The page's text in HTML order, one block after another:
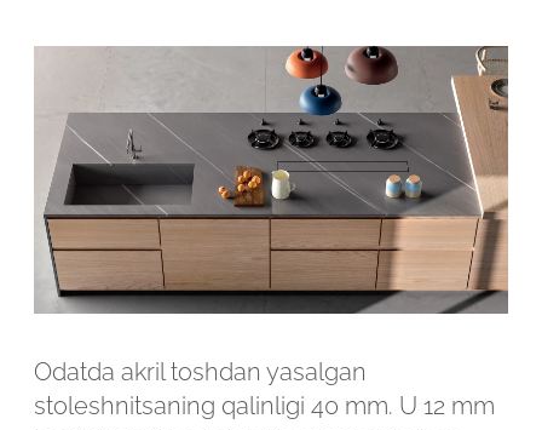
Odatda akril toshdan yasalgan
stoleshnitsaning qalinligi 40 mm. U 12 mm